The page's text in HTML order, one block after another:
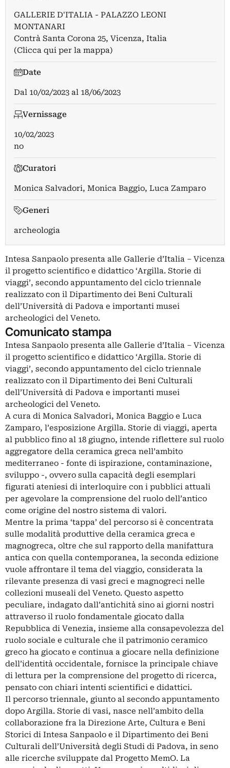
GALLERIE D'ITALIA - PALAZZO LEONI
MONTANARI
Contrà Santa Corona 25, Vicenza, Italia
(Clicca qui per la mappa)
Date
Dal 10/02/2023 al 18/06/2023
Vernissage
10/02/2023
no
Curatori
Monica Salvadori, Monica Baggio, Luca Zamparo
Generi
archeologia
Intesa Sanpaolo presenta alle Gallerie d’Italia – Vicenza
il progetto scientifico e didattico ‘Argilla. Storie di
viaggi’, secondo appuntamento del ciclo triennale
realizzato con il Dipartimento dei Beni Culturali
dell’Università di Padova e importanti musei
archeologici del Veneto.
Comunicato stampa
Intesa Sanpaolo presenta alle Gallerie d’Italia – Vicenza
il progetto scientifico e didattico ‘Argilla. Storie di
viaggi’, secondo appuntamento del ciclo triennale
realizzato con il Dipartimento dei Beni Culturali
dell’Università di Padova e importanti musei
archeologici del Veneto.
A cura di Monica Salvadori, Monica Baggio e Luca
Zamparo, l’esposizione Argilla. Storie di viaggi, aperta
al pubblico fino al 18 giugno, intende riflettere sul ruolo
aggregatore della ceramica greca nell’ambito
mediterraneo - fonte di ispirazione, contaminazione,
sviluppo -, ovvero sulla capacità degli esemplari
figurati ateniesi di interloquire con i pubblici attuali
per agevolare la comprensione del ruolo dell’antico
come origine del nostro sistema di valori.
Mentre la prima ‘tappa’ del percorso si è concentrata
sulle modalità produttive della ceramica greca e
magnogreca, oltre che sul rapporto della manifattura
antica con quella contemporanea, la seconda edizione
vuole affrontare il tema del viaggio, considerata la
rilevante presenza di vasi greci e magnogreci nelle
collezioni museali del Veneto. Questo aspetto
peculiare, indagato dall’antichità sino ai giorni nostri
attraverso il ruolo fondamentale giocato dalla
Repubblica di Venezia, insieme alla consapevolezza del
ruolo sociale e culturale che il patrimonio ceramico
greco ha giocato e continua a giocare nella definizione
dell’identità occidentale, fornisce la principale chiave
di lettura per la comprensione del progetto di ricerca,
pensato con chiari intenti scientifici e didattici.
Il percorso triennale, giunto al secondo appuntamento
dopo Argilla. Storie di vasi, nasce nell’ambito della
collaborazione fra la Direzione Arte, Cultura e Beni
Storici di Intesa Sanpaolo e il Dipartimento dei Beni
Culturali dell’Università degli Studi di Padova, in seno
alle ricerche sviluppate dal Progetto MemO. La